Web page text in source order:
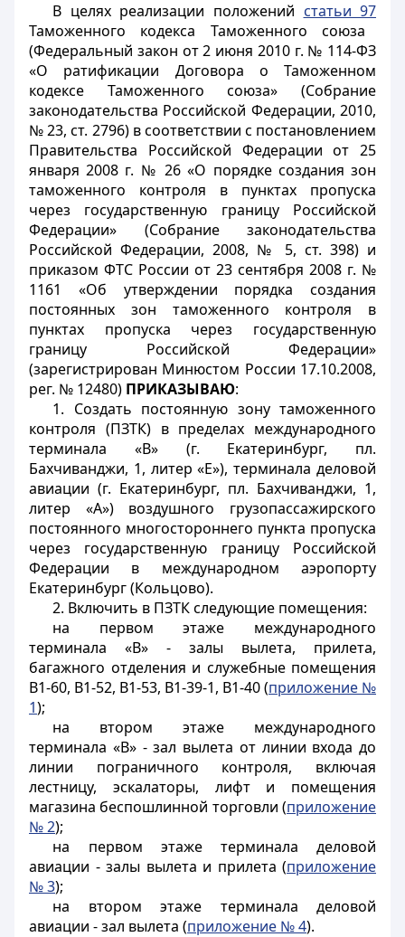
В целях реализации положений статьи 97
Таможенного кодекса Таможенного союза
(Федеральный закон от 2 июня 2010 г. № 114-ФЗ
«О ратификации Договора о Таможенном
кодексе Таможенного союза» (Собрание
законодательства Российской Федерации, 2010,
№ 23, ст. 2796) в соответствии с постановлением
Правительства Российской Федерации от 25
января 2008 г. № 26 «О порядке создания зон
таможенного контроля в пунктах пропуска
через государственную границу Российской
Федерации» (Собрание законодательства
Российской Федерации, 2008, № 5, ст. 398) и
приказом ФТС России от 23 сентября 2008 г. №
1161 «Об утверждении порядка создания
постоянных зон таможенного контроля в
пунктах пропуска через государственную
границу Российской Федерации»
(зарегистрирован Минюстом России 17.10.2008,
рег. № 12480) ПРИКАЗЫВАЮ:
1. Создать постоянную зону таможенного
контроля (ПЗТК) в пределах международного
терминала «В» (г. Екатеринбург, пл.
Бахчиванджи, 1, литер «Е»), терминала деловой
авиации (г. Екатеринбург, пл. Бахчиванджи, 1,
литер «А») воздушного грузопассажирского
постоянного многостороннего пункта пропуска
через государственную границу Российской
Федерации в международном аэропорту
Екатеринбург (Кольцово).
2. Включить в ПЗТК следующие помещения:
на первом этаже международного
терминала «В» - залы вылета, прилета,
багажного отделения и служебные помещения
В1-60, B1-52, B1-53, B1-39-1, В1-40 (приложение №
1);
на втором этаже международного
терминала «В» - зал вылета от линии входа до
линии пограничного контроля, включая
лестницу, эскалаторы, лифт и помещения
магазина беспошлинной торговли (приложение
№ 2);
на первом этаже терминала деловой
авиации - залы вылета и прилета (приложение
№ 3);
на втором этаже терминала деловой
авиации - зал вылета (приложение № 4).